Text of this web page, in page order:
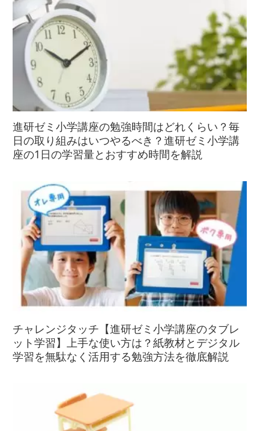
進研ゼミ小学講座の勉強時間はどれくらい？毎
日の取り組みはいつやるべき？進研ゼミ小学講
座の1日の学習量とおすすめ時間を解説
チャレンジタッチ【進研ゼミ小学講座のタブレ
ット学習】上手な使い方は？紙教材とデジタル
学習を無駄なく活用する勉強方法を徹底解説